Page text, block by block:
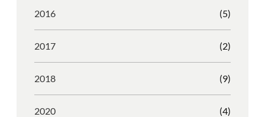
2016 (5)
2017 (2)
2018 (9)
2020 (4)